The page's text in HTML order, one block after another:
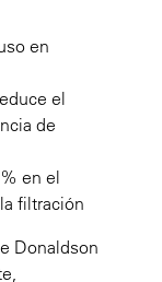
en
el
de
en el
filtración
Donaldson